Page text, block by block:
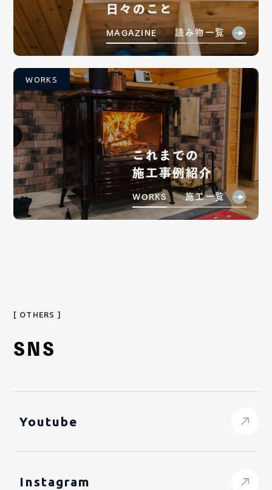
日々のこと
MAGAZINE 読み物一覧
WORKS
これまでの
施工事例紹介
WORKS 施工一覧
[ OTHERS ]
SNS
Youtube
Instagram